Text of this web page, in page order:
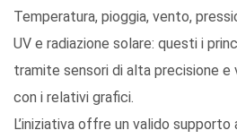
Temperatura, pioggia, vento,
UV e radiazione solare: questi i
tramite sensori di alta precisione e
con i relativi grafici.
L’iniziativa offre un valido